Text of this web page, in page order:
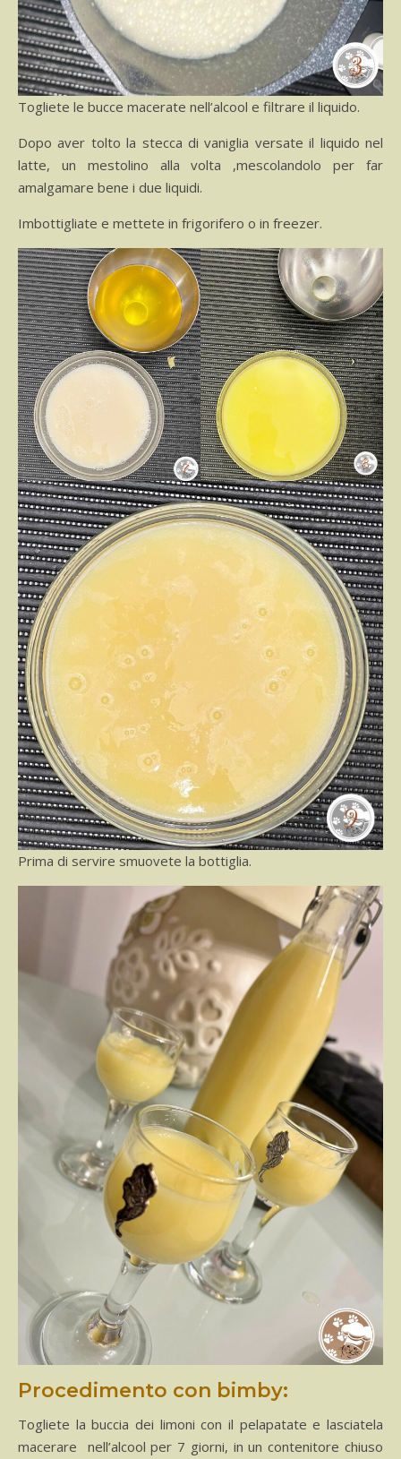
Togliete le bucce macerate nell’alcool e filtrare il liquido.
Dopo aver tolto la stecca di vaniglia versate il liquido nel
latte, un mestolino alla volta ,mescolandolo per far
amalgamare bene i due liquidi.
Imbottigliate e mettete in frigorifero o in freezer.
Prima di servire smuovete la bottiglia.
Procedimento con bimby:
Togliete la buccia dei limoni con il pelapatate e lasciatela
macerare nell’alcool per 7 giorni, in un contenitore chiuso